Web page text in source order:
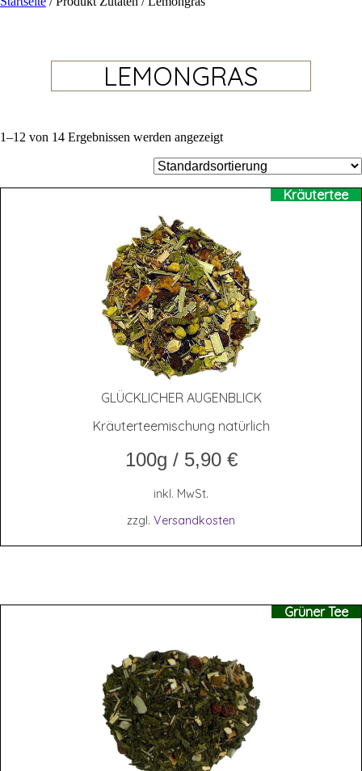
LEMONGRAS
1–12 von 14 Ergebnissen werden angezeigt
Kräutertee
GLÜCK­LI­CHER AUGENBLICK
Kräuterteemischung natürlich
100g / 5,90 €
inkl. MwSt.
zzgl. Versandkosten
Grüner Tee